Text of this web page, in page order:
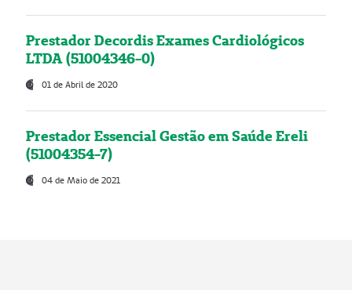
Prestador Decordis Exames Cardiológicos
LTDA (51004346-0)
01 de Abril de 2020
Prestador Essencial Gestão em Saúde Ereli
(51004354-7)
04 de Maio de 2021